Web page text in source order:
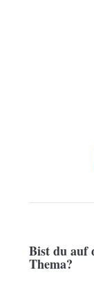
Bist du auf
Thema?